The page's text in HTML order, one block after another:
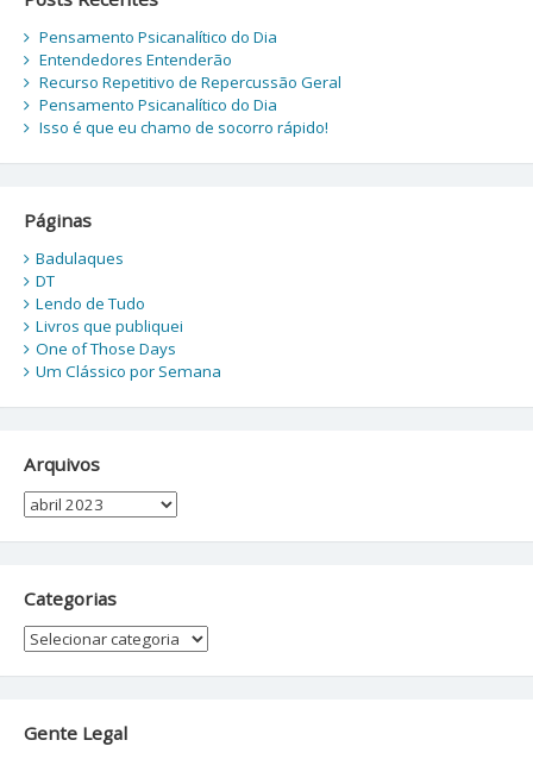
Pensamento Psicanalítico do Dia
Entendedores Entenderão
Recurso Repetitivo de Repercussão Geral
Pensamento Psicanalítico do Dia
Isso é que eu chamo de socorro rápido!
Páginas
Badulaques
DT
Lendo de Tudo
Livros que publiquei
One of Those Days
Um Clássico por Semana
Arquivos
Arquivos
Categorias
Categorias
Gente Legal